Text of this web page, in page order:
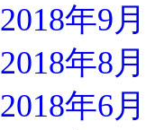
2018年9月
2018年8月
2018年6月